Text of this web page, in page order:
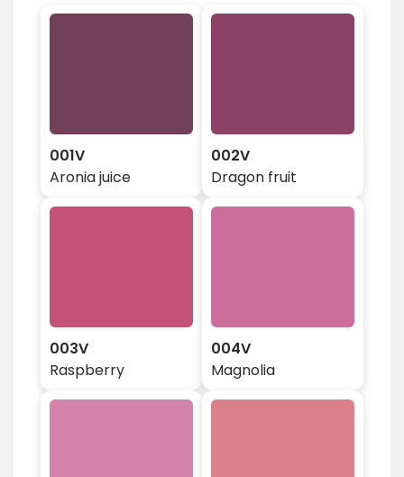
001V
Aronia juice
002V
Dragon fruit
003V
Raspberry
004V
Magnolia